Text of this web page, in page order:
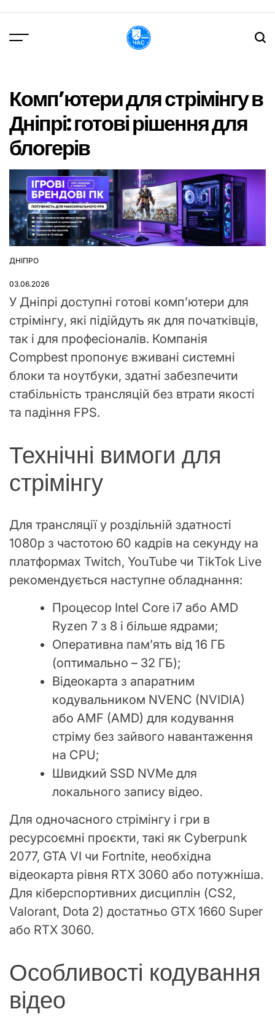
вмісту
Комп’ютери для стрімінгу в
Дніпрі: готові рішення для
блогерів
ОПУБЛІКУВАТИ
ДНІПРО
03.06.2026
У Дніпрі доступні готові комп’ютери для
стрімінгу, які підійдуть як для початківців,
так і для професіоналів. Компанія
Compbest пропонує вживані системні
блоки та ноутбуки, здатні забезпечити
стабільність трансляцій без втрати якості
та падіння FPS.
Технічні вимоги для
стрімінгу
Для трансляції у роздільній здатності
1080p з частотою 60 кадрів на секунду на
платформах Twitch, YouTube чи TikTok Live
рекомендується наступне обладнання:
Процесор Intel Core i7 або AMD
Ryzen 7 з 8 і більше ядрами;
Оперативна пам’ять від 16 ГБ
(оптимально – 32 ГБ);
Відеокарта з апаратним
кодувальником NVENC (NVIDIA)
або AMF (AMD) для кодування
стріму без зайвого навантаження
на CPU;
Швидкий SSD NVMe для
локального запису відео.
Для одночасного стрімінгу і гри в
ресурсоємні проєкти, такі як Cyberpunk
2077, GTA VI чи Fortnite, необхідна
відеокарта рівня RTX 3060 або потужніша.
Для кіберспортивних дисциплін (CS2,
Valorant, Dota 2) достатньо GTX 1660 Super
або RTX 3060.
Особливості кодування
відео